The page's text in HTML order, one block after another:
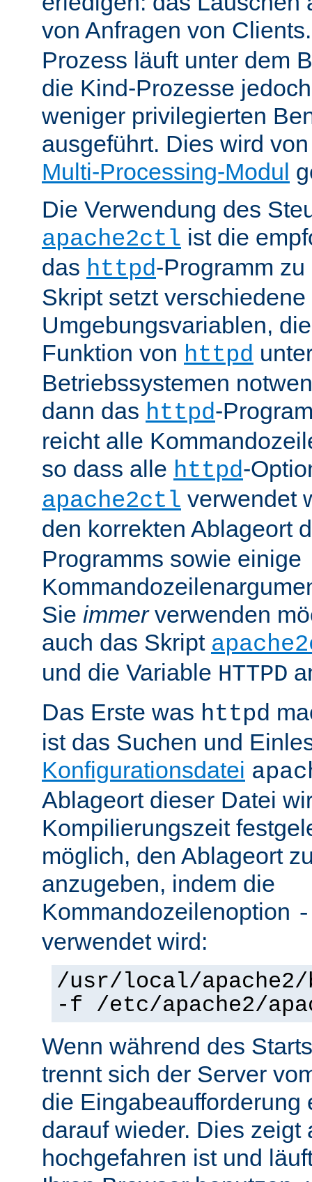
von Anfragen von
Prozess läuft unter dem
die Kind-Prozesse
weniger privilegierten
ausgeführt. Dies wird
Multi-Processing-Modul
Die Verwendung des
apache2ctl ist die
das httpd-Programm
Skript setzt verschiedene
Umgebungsvariablen,
Funktion von httpd
Betriebssystemen
dann das httpd-
reicht alle
so dass alle httpd-
apache2ctl verwendet
den korrekten Ablageort
Programms sowie einige
Sie immerverwenden
auch das Skript
und die Variable HTTPD
Das Erste was httpd
ist das Suchen und
Konfigurationsdatei
Ablageort dieser Datei
Kompilierungszeit
möglich, den Ablageort
anzugeben, indem die
Kommandozeilenoption
verwendet wird:
/usr/local/
-f /etc/apache2/
Wenn während des
trennt sich der Server
die Eingabeaufforderung
darauf wieder. Dies zeigt
hochgefahren ist und